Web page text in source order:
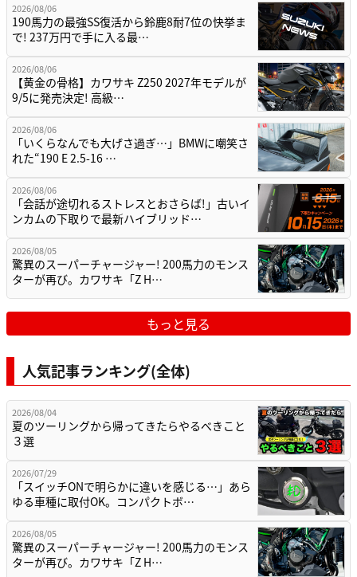
2026/08/06
190馬力の最強SS復活から鈴鹿8耐7位の快挙ま
で! 237万円で手に入る最…
2026/08/06
【黄金の骨格】カワサキ Z250 2027年モデルが
9/5に発売決定! 高級…
2026/08/06
「いくらなんでも大げさ過ぎ…」BMWに嘲笑さ
れた“190 E 2.5-16 …
2026/08/06
「会話が途切れるストレスとおさらば!」古いイ
ンカムの下取りで最新ハイブリッド…
2026/08/05
驚異のスーパーチャージャー! 200馬力のモンス
ターが再び。カワサキ「Z H…
もっと見る
人気記事ランキング(全体)
2026/08/04
夏のツーリングから帰ってきたらやるべきこと
３選
2026/07/29
「スイッチONで明らかに違いを感じる…」あら
ゆる車種に取付OK。コンパクトボ…
2026/08/05
驚異のスーパーチャージャー! 200馬力のモンス
ターが再び。カワサキ「Z H…